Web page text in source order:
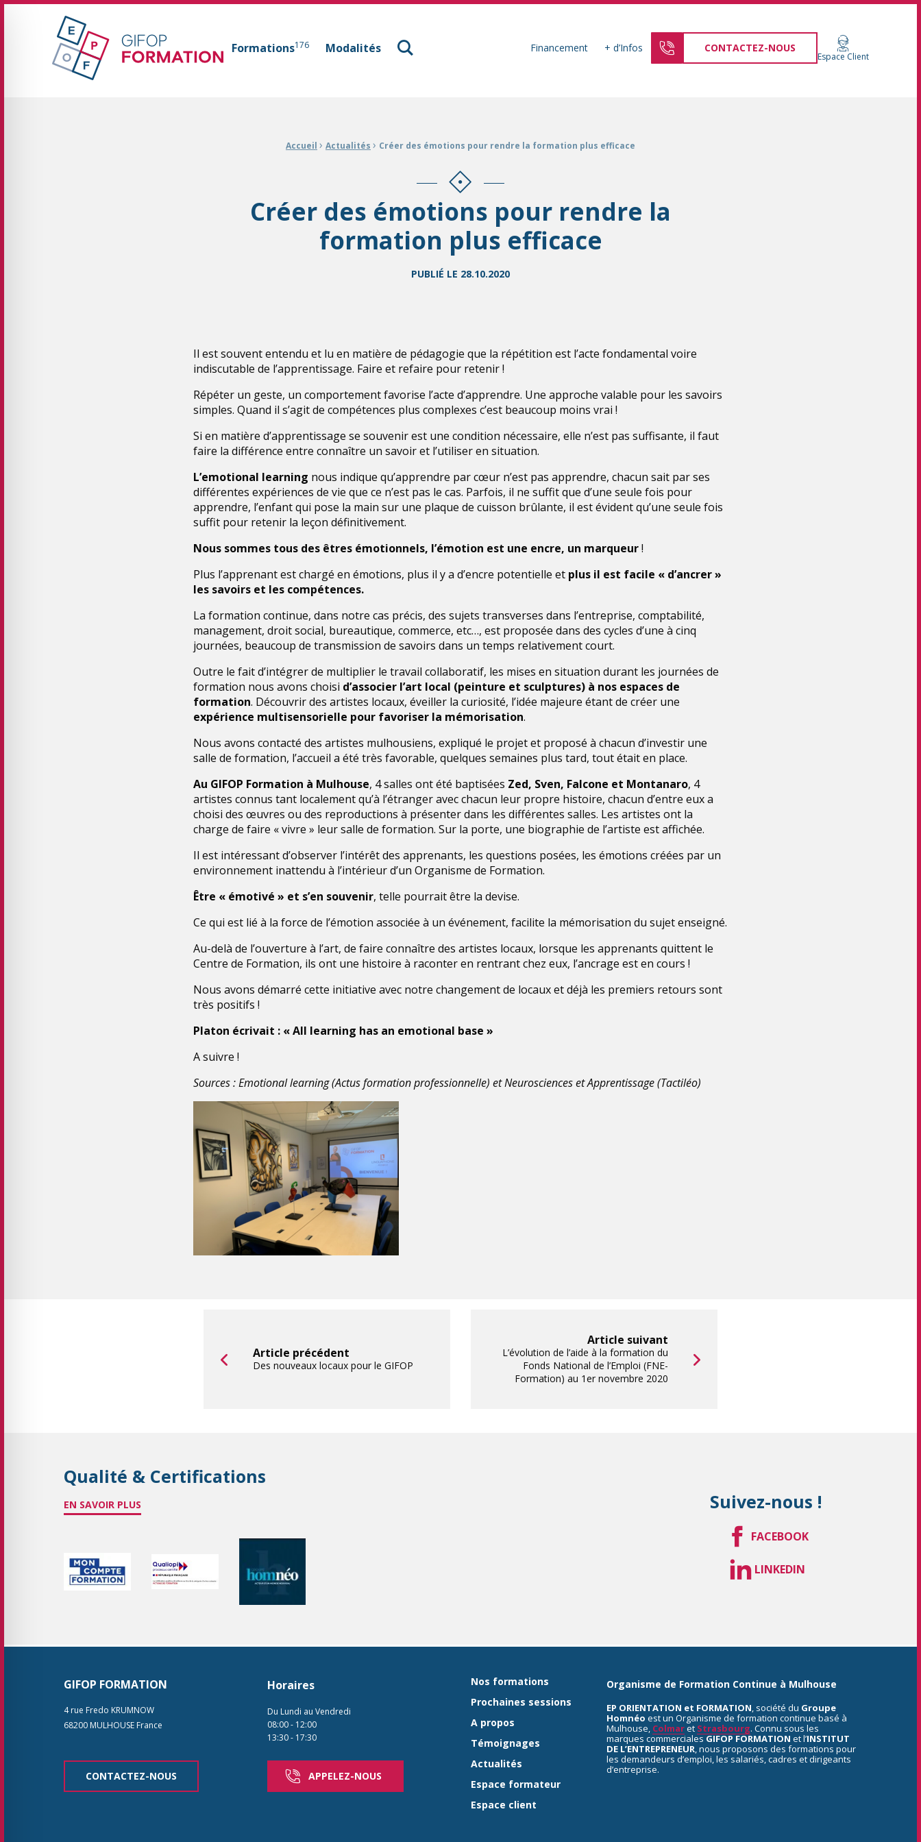
GIFOP Formation Centre de formation continue à Mulhouse
Formations176 Modalités Financement + d’Infos CONTACTEZ-NOUS
Espace Client
Accueil › Actualités › Créer des émotions pour rendre la formation plus efficace
Créer des émotions pour rendre la
formation plus efficace
PUBLIÉ LE 28.10.2020
Il est souvent entendu et lu en matière de pédagogie que la répétition est l’acte fondamental voire
indiscutable de l’apprentissage. Faire et refaire pour retenir !
Répéter un geste, un comportement favorise l’acte d’apprendre. Une approche valable pour les savoirs
simples. Quand il s’agit de compétences plus complexes c’est beaucoup moins vrai !
Si en matière d’apprentissage se souvenir est une condition nécessaire, elle n’est pas suffisante, il faut
faire la différence entre connaître un savoir et l’utiliser en situation.
L’emotional learning nous indique qu’apprendre par cœur n’est pas apprendre, chacun sait par ses
différentes expériences de vie que ce n’est pas le cas. Parfois, il ne suffit que d’une seule fois pour
apprendre, l’enfant qui pose la main sur une plaque de cuisson brûlante, il est évident qu’une seule fois
suffit pour retenir la leçon définitivement.
Nous sommes tous des êtres émotionnels, l’émotion est une encre, un marqueur!
Plus l’apprenant est chargé en émotions, plus il y a d’encre potentielle et plus il est facile « d’ancrer »
les savoirs et les compétences.
La formation continue, dans notre cas précis, des sujets transverses dans l’entreprise, comptabilité,
management, droit social, bureautique, commerce, etc…, est proposée dans des cycles d’une à cinq
journées, beaucoup de transmission de savoirs dans un temps relativement court.
Outre le fait d’intégrer de multiplier le travail collaboratif, les mises en situation durant les journées de
formation nous avons choisi d’associer l’art local (peinture et sculptures) à nos espaces de
formation. Découvrir des artistes locaux, éveiller la curiosité, l’idée majeure étant de créer une
expérience multisensorielle pour favoriser la mémorisation.
Nous avons contacté des artistes mulhousiens, expliqué le projet et proposé à chacun d’investir une
salle de formation, l’accueil a été très favorable, quelques semaines plus tard, tout était en place.
Au GIFOP Formation à Mulhouse, 4 salles ont été baptisées Zed, Sven, Falcone et Montanaro, 4
artistes connus tant localement qu’à l’étranger avec chacun leur propre histoire, chacun d’entre eux a
choisi des œuvres ou des reproductions à présenter dans les différentes salles. Les artistes ont la
charge de faire « vivre » leur salle de formation. Sur la porte, une biographie de l’artiste est affichée.
Il est intéressant d’observer l’intérêt des apprenants, les questions posées, les émotions créées par un
environnement inattendu à l’intérieur d’un Organisme de Formation.
Être « émotivé » et s’en souvenir, telle pourrait être la devise.
Ce qui est lié à la force de l’émotion associée à un événement, facilite la mémorisation du sujet enseigné.
Au-delà de l’ouverture à l’art, de faire connaître des artistes locaux, lorsque les apprenants quittent le
Centre de Formation, ils ont une histoire à raconter en rentrant chez eux, l’ancrage est en cours !
Nous avons démarré cette initiative avec notre changement de locaux et déjà les premiers retours sont
très positifs !
Platon écrivait : « All learning has an emotional base »
A suivre !
Sources : Emotional learning (Actus formation professionnelle) et Neurosciences et Apprentissage (Tactiléo)
Article précédent
Des nouveaux locaux pour le GIFOP
Article suivant
L’évolution de l’aide à la formation du
Fonds National de l’Emploi (FNE-
Formation) au 1er novembre 2020
Qualité & Certifications
EN SAVOIR PLUS Suivez-nous !
FACEBOOK
LINKEDIN
GIFOP FORMATION
4 rue Fredo KRUMNOW
68200 MULHOUSE France
CONTACTEZ-NOUS
Horaires
Du Lundi au Vendredi
08:00- 12:00
13:30- 17:30
APPELEZ-NOUS
Nos formations
Prochaines sessions
A propos
Témoignages
Actualités
Espace formateur
Espace client
Organisme de Formation Continue à Mulhouse
EP ORIENTATION et FORMATION, société du Groupe
Homnéoest un Organisme de formation continue basé à
Mulhouse, Colmaret Strasbourg. Connu sous les
marques commercialesGIFOP FORMATION et l’INSTITUT
DE L’ENTREPRENEUR, nous proposons des formations pour
les demandeurs d’emploi, les salariés, cadres et dirigeants
d’entreprise.